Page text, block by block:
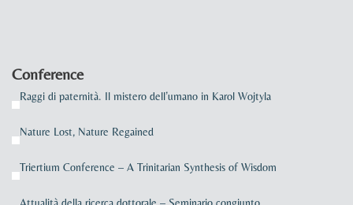
Conference
Raggi di paternità. Il mistero dell’umano in Karol Wojtyla
Nature Lost, Nature Regained
Triertium Conference – A Trinitarian Synthesis of Wisdom